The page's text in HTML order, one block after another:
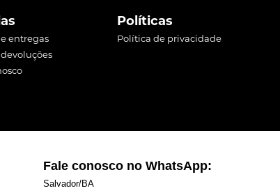
entregas
devoluções
Políticas
Política de privacidade
Fale conosco no WhatsApp:
Salvador/BA